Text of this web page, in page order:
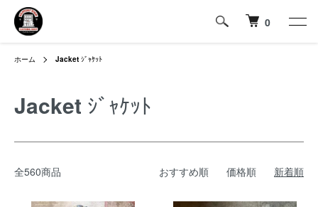
0
ホーム Jacket ｼﾞｬｹｯﾄ
Jacket ｼﾞｬｹｯﾄ
全560商品 おすすめ順 価格順 新着順